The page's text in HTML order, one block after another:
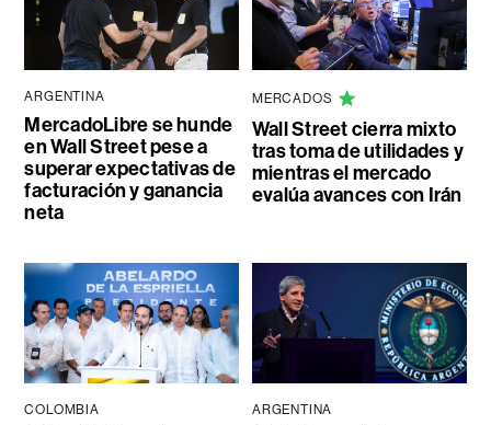
ARGENTINA
MercadoLibre se hunde
en Wall Street pese a
superar expectativas de
facturación y ganancia
neta
MERCADOS
Wall Street cierra mixto
tras toma de utilidades y
mientras el mercado
evalúa avances con Irán
COLOMBIA ARGENTINA